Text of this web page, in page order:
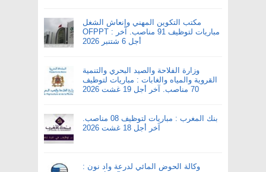
مكتب التكوين المهني وإنعاش الشغل
OFPPT : مباريات لتوظيف 91 مناصب. آخر
أجل 6 شتنبر 2026
وزارة الفلاحة والصيد البحري والتنمية
القروية والمياه والغابات : مباريات لتوظيف
70 مناصب. آخر أجل 19 غشت 2026
بنك المغرب : مباريات لتوظيف 08 مناصب.
آخر أجل 18 غشت 2026
وكالة الحوض المائي لدرعة واد نون :